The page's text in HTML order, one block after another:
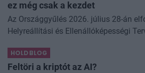
ez még csak a kezdet
Az Országgyűlés 2026. július 28-án
Helyreállítási és Ellenállóképességi
kapcsolódó adóintézkedésekről, v
HOLDBLOG
Feltöri a kriptót az AI?